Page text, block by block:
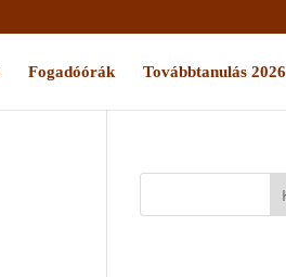
Fogadóórák Továbbtanulás 2026